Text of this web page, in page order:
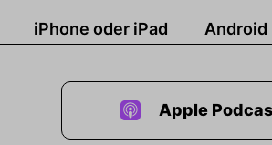
iPhone oder iPad Android
Apple